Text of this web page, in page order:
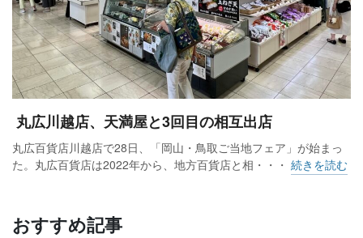
丸広川越店、天満屋と3回目の相互出店
丸広百貨店川越店で28日、「岡山・鳥取ご当地フェア」が始まっ
た。丸広百貨店は2022年から、地方百貨店と相・・・ 続きを読む
おすすめ記事